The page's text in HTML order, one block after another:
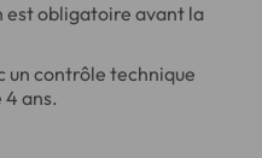
est obligatoire avant la
un contrôle technique
4 ans.